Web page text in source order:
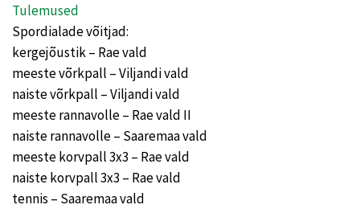
Tulemused
Spordialade võitjad:
kergejõustik – Rae vald
meeste võrkpall – Viljandi vald
naiste võrkpall – Viljandi vald
meeste rannavolle – Rae vald II
naiste rannavolle – Saaremaa vald
meeste korvpall 3x3 – Rae vald
naiste korvpall 3x3 – Rae vald
tennis – Saaremaa vald